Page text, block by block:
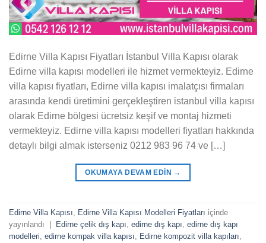
Edirne Villa Kapısı Fiyatları İstanbul Villa Kapısı olarak
Edirne villa kapısı modelleri ile hizmet vermekteyiz. Edirne
villa kapısı fiyatları, Edirne villa kapısı imalatçısı firmaları
arasında kendi üretimini gerçekleştiren istanbul villa kapısı
olarak Edirne bölgesi ücretsiz keşif ve montaj hizmeti
vermekteyiz. Edirne villa kapısı modelleri fiyatları hakkında
detaylı bilgi almak isterseniz 0212 983 96 74 ve […]
OKUMAYA DEVAM EDIN →
Edirne Villa Kapısı, Edirne Villa Kapısı Modelleri Fiyatları içinde
yayınlandı
Edirne çelik dış kapı, edirne dış kapı, edirne dış kapı
modelleri, edirne kompak villa kapısı, Edirne kompozit villa kapıları,